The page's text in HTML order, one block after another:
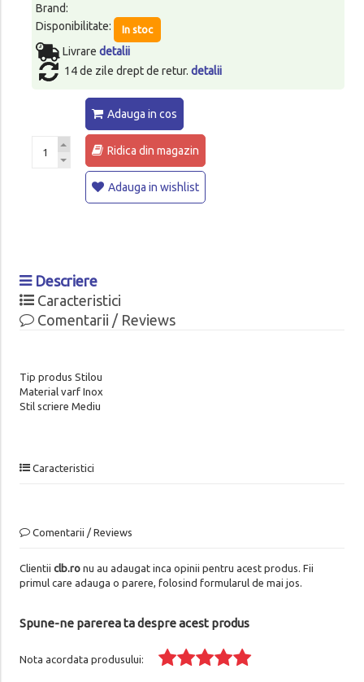
Brand:
Disponibilitate:
In stoc
Livrare detalii
14 de zile drept de retur. detalii
Adauga in cos
Ridica din magazin
Adauga in wishlist
Descriere
Caracteristici
Comentarii / Reviews
Tip produs Stilou
Material varf Inox
Stil scriere Mediu
Caracteristici
Comentarii / Reviews
Clientii clb.ronu au adaugat inca opinii pentru acest produs. Fii
primul care adauga o parere, folosind formularul de mai jos.
Spune-ne parerea ta despre acest produs
Nota acordata produsului: